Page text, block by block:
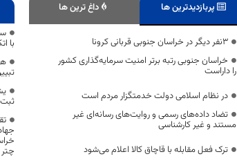
پربازدیدترین ها داغ ترین ها
3نفر دیگر در خراسان جنوبی قربانی کرونا
خراسان جنوبی رتبه برتر امنیت سرمایه‌گذاری کشور
را داراست
در نظام اسلامی دولت خدمتگزار مردم است
تضاد داده‌های رسمی و روایت‌های رسانه‌ای غیر
مستند و غیر کارشناسی
ترک فعل مقابله با قاچاق کالا اعلام می‌شود
با